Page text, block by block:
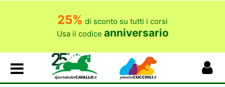
25% di sconto su tutti i corsi
Usa il codice anniversario